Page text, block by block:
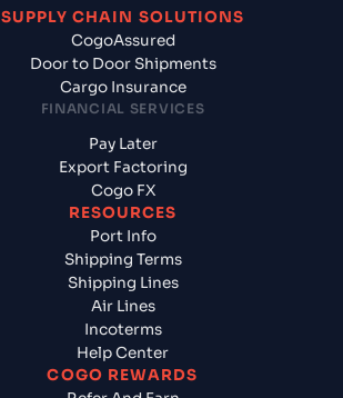
SUPPLY CHAIN SOLUTIONS
CogoAssured
Door to Door Shipments
Cargo Insurance
FINANCIAL SERVICES
Pay Later
Export Factoring
Cogo FX
RESOURCES
Port Info
Shipping Terms
Shipping Lines
Air Lines
Incoterms
Help Center
COGO REWARDS